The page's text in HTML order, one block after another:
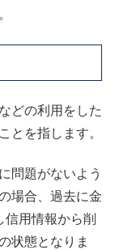
どの利用をした
とを指します。
問題がないよう
場合、過去に金
用情報から削
状態となりま